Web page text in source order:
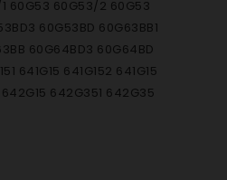
60G53 60G53/2 60G53
60G53BD 60G63BB1
60G64BD3 60G64BD
641G15 641G152 641G15
642G351 642G35